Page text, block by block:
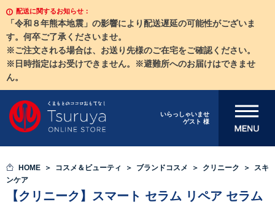
配送に関するお知らせ：
「令和８年熊本地震」の影響により配送遅延の可能性がございま
す。何卒ご了承くださいませ。
※ご注文される場合は、お送り先様のご在宅をご確認ください。
※日時指定はお受けできません。※避難所へのお届けはできませ
ん。
いらっしゃいませ
ゲスト 様
メニューを開
HOME コスメ＆ビューティ ブランドコスメ クリニーク
スキ
ンケア
【クリニーク】スマート セラム リペア セラム